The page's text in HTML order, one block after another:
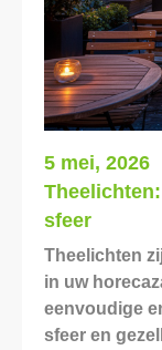
5 mei, 2026
sfeer
Theelichten
in uw
eenvoudige
sfeer en